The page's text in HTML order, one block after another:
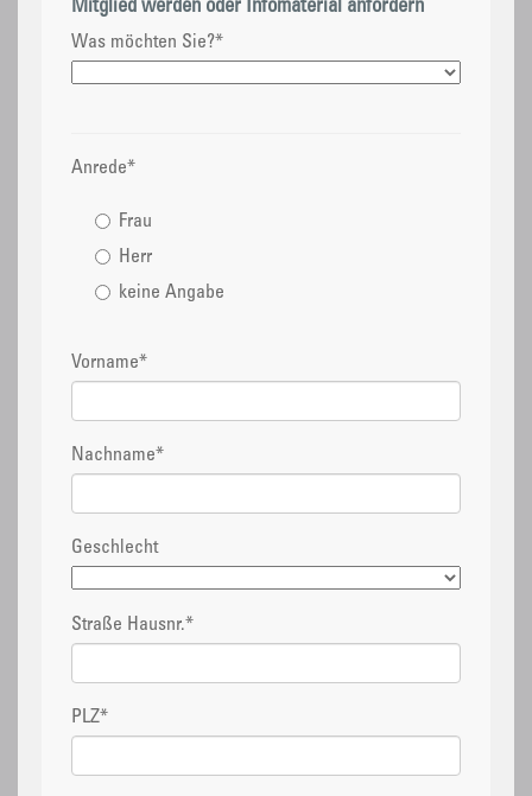
Mitglied werden oder Infomaterial anfordern
Was möchten Sie?*
Anrede*
Frau
Herr
keine Angabe
Vorname*
Nachname*
Geschlecht
Straße Hausnr.*
PLZ*